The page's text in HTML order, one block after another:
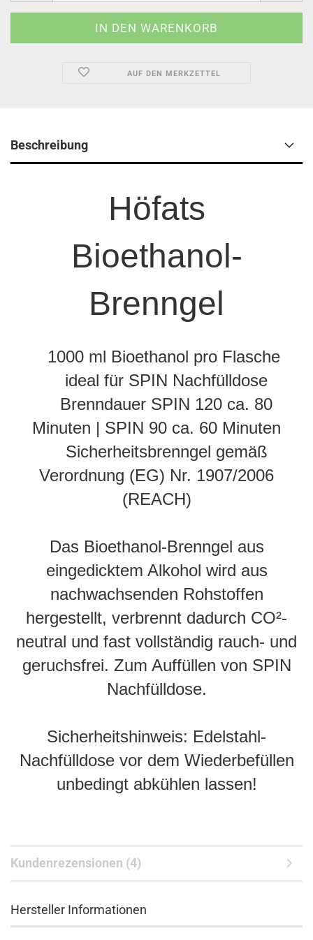
AUF DEN MERKZETTEL
Beschreibung
Höfats
Bioethanol-
Brenngel
1000 ml Bioethanol pro Flasche
ideal für SPIN Nachfülldose
Brenndauer SPIN 120 ca. 80
Minuten | SPIN 90 ca. 60 Minuten
Sicherheitsbrenngel gemäß
Verordnung (EG) Nr. 1907/2006
(REACH)
Das Bioethanol-Brenngel aus
eingedicktem Alkohol wird aus
nachwachsenden Rohstoffen
hergestellt, verbrennt dadurch CO²-
neutral und fast vollständig rauch- und
geruchsfrei. Zum Auffüllen von SPIN
Nachfülldose.
Sicherheitshinweis: Edelstahl-
Nachfülldose vor dem Wiederbefüllen
unbedingt abkühlen lassen!
Kundenrezensionen (4)
Hersteller Informationen